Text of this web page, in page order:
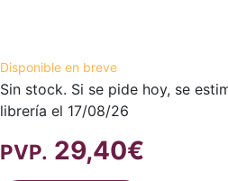
Disponible en breve
Sin stock. Si se pide hoy, se
librería el 17/08/26
PVP. 29,40€